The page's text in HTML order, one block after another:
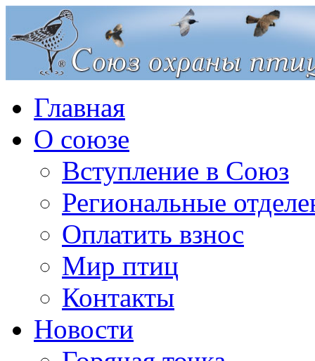
Главная
О союзе
Вступление в Союз
Региональные
Оплатить взнос
Мир птиц
Контакты
Новости